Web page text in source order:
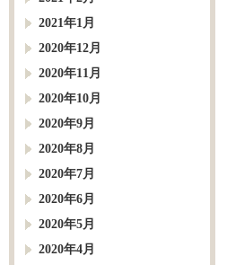
2021年1月
2020年12月
2020年11月
2020年10月
2020年9月
2020年8月
2020年7月
2020年6月
2020年5月
2020年4月